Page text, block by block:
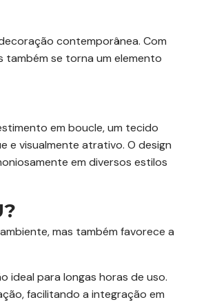
contemporânea. Com
se torna um elemento
em boucle, um tecido
e visualmente atrativo. O design
em diversos estilos
mas também favorece a
ideal para longas horas de uso.
facilitando a integração em